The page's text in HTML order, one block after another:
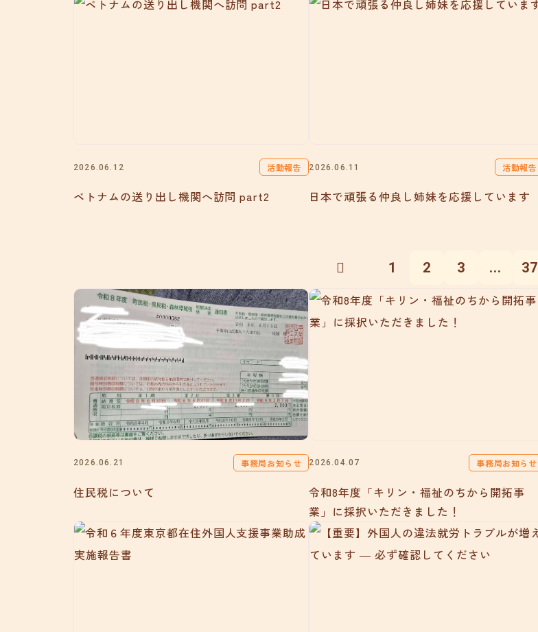
2026.06.12 活動報告
ベトナムの送り出し機関へ訪問 part2
2026.06.11 活動報告
日本で頑張る仲良し姉妹を応援しています
1 2 3 ... 37
2026.06.21 事務局お知らせ
住民税について
2026.04.07 事務局お知らせ
令和8年度「キリン・福祉のちから開拓事
業」に採択いただきました！